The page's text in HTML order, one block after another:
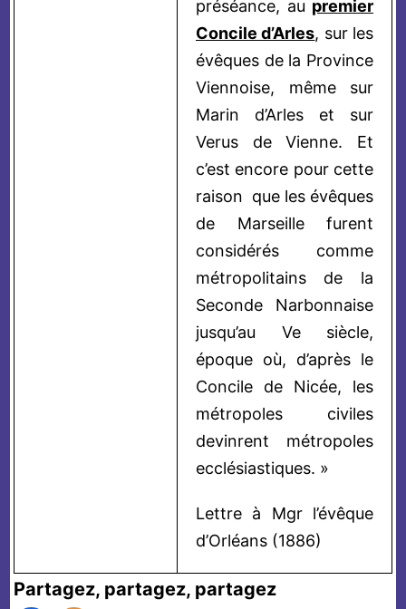
préséance, au premier
Concile d’Arles, sur les
évêques de la Province
Viennoise, même sur
Marin d’Arles et sur
Verus de Vienne. Et
c’est encore pour cette
raison que les évêques
de Marseille furent
considérés comme
métropolitains
de la
Seconde Narbonnaise
jusqu’au Ve siècle,
époque où, d’après le
Concile de Nicée, les
métropoles civiles
devinrent métropoles
ecclésiastiques. »
Lettre à Mgr l’évêque
d’Orléans (1886)
Partagez, partagez, partagez